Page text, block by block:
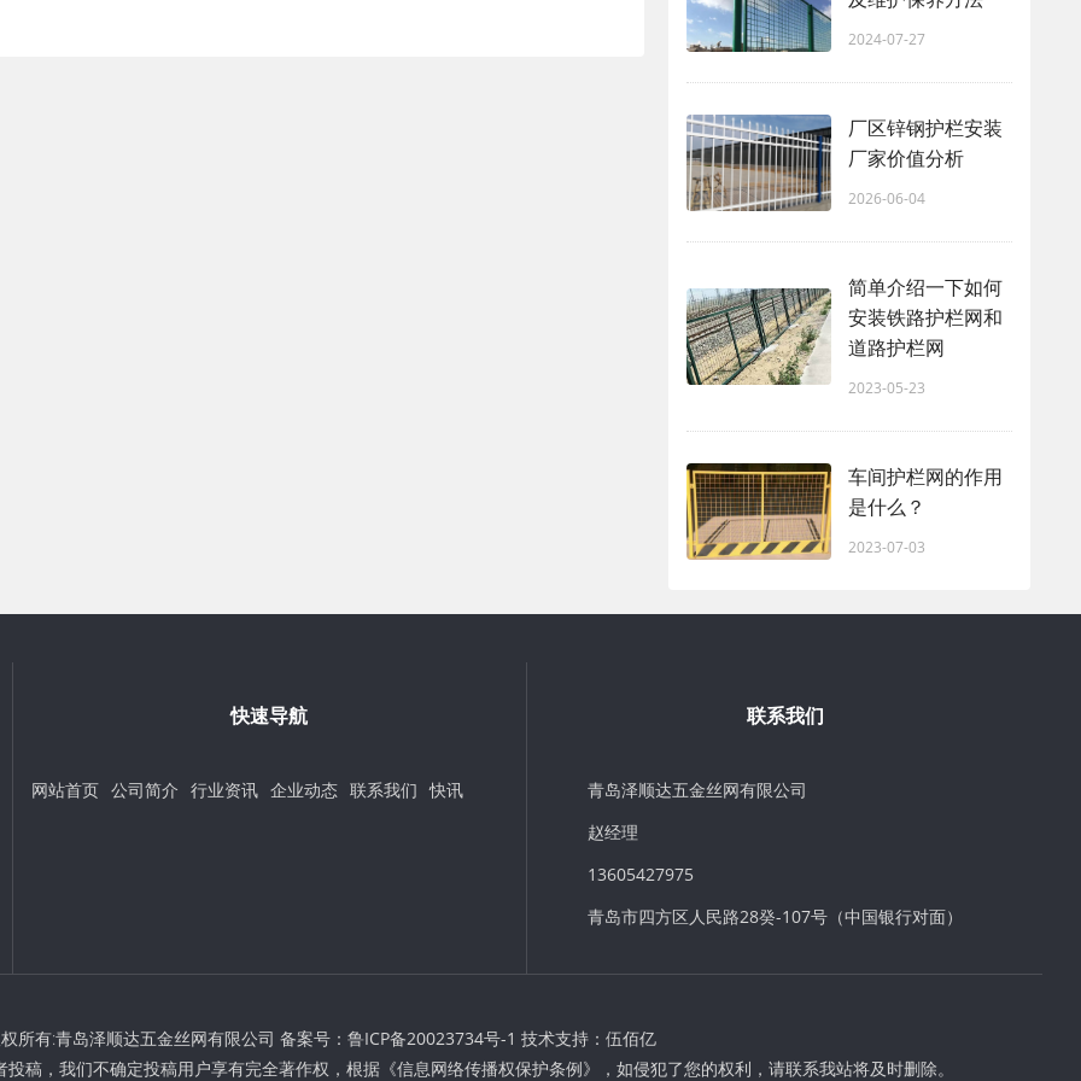
2024-07-27
厂区锌钢护栏安装
厂家价值分析
2026-06-04
简单介绍一下如何
安装铁路护栏网和
道路护栏网
2023-05-23
车间护栏网的作用
是什么？
2023-07-03
快速导航
网站首页 公司简介 行业资讯 企业动态 联系我们 快讯
联系我们
青岛泽顺达五金丝网有限公司
赵经理
13605427975
青岛市四方区人民路28癸-107号（中国银行对面）
所有:青岛泽顺达五金丝网有限公司 备案号： 鲁ICP备20023734号-1 技术支持： 伍佰亿
稿，我们不确定投稿用户享有完全著作权，根据《信息网络传播权保护条例》，如侵犯了您的权利，请联系我站将及时删除。